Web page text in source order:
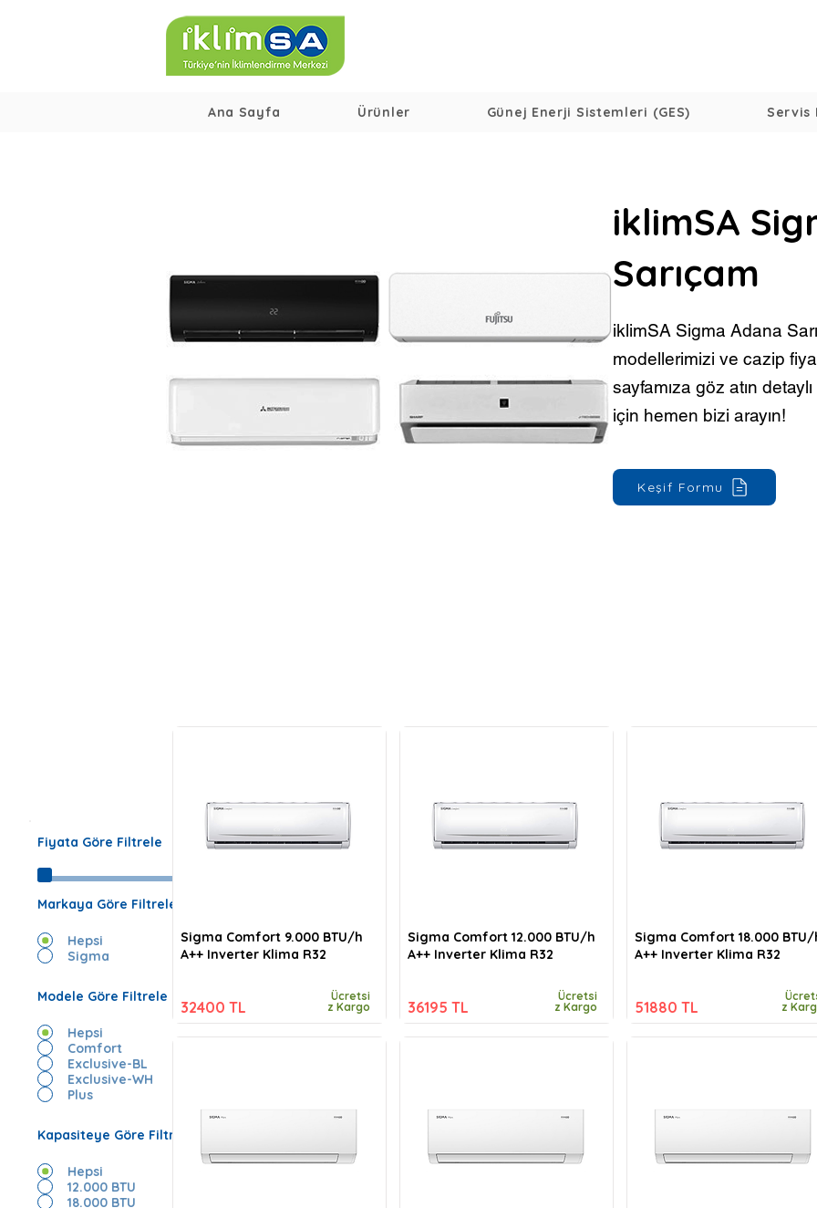
Ana Sayfa Ürünler Günej Enerji Sistemleri (GES) Servis
iklimSA
Sarıçam
iklimSA Sigma Adana
modellerimizi ve cazip
sayfamıza göz atın
için hemen bizi arayın!
Keşif Formu
Fiyata Göre Filtrele
Markaya Göre Filtrele
Hepsi
Sigma
Modele Göre Filtrele
Hepsi
Comfort
Exclusive-BL
Exclusive-WH
Plus
Kapasiteye Göre Filtrele
Hepsi
12.000 BTU
18.000 BTU
Sigma Comfort 9.000 BTU/h
A++ Inverter Klima R32
32400 TL
Ücretsi
z Kargo
Sigma Comfort 12.000 BTU/h
A++ Inverter Klima R32
36195 TL
Ücretsi
z Kargo
Sigma Comfort 18.000 BTU/
A++ Inverter Klima R32
51880 TL
z